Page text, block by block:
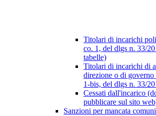
Titolari di incarichi
co. 1, del dlgs n. 33/
tabelle)
Titolari di incarichi di
direzione o di
1-bis, del dlgs n. 33/
Cessati dall'incarico
pubblicare sul sito
Sanzioni per mancata